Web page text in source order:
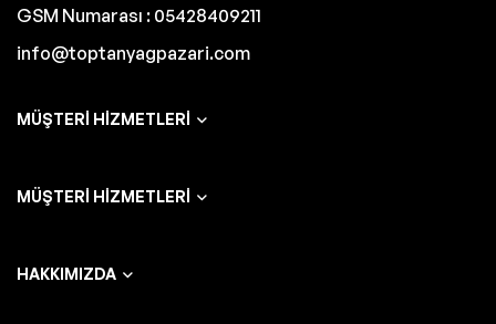
GSM Numarası : 05428409211
info@toptanyagpazari.com
MÜŞTERI HIZMETLERI
MÜŞTERI HIZMETLERI
HAKKIMIZDA